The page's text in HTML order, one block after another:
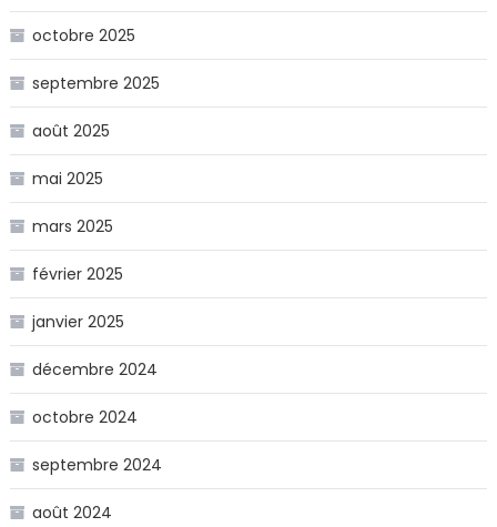
octobre 2025
septembre 2025
août 2025
mai 2025
mars 2025
février 2025
janvier 2025
décembre 2024
octobre 2024
septembre 2024
août 2024